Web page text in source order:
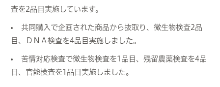
査を2品目実施しています。
共同購入で企画された商品から抜取り、微生物検査2品
目、ＤＮＡ検査を4品目実施しました。
苦情対応検査で微生物検査を1品目、残留農薬検査を4品
目、官能検査を1品目実施しました。